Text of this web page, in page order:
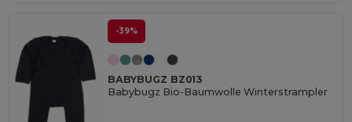
-39%
BABYBUGZ BZ013
Babybugz Bio-Baumwolle Winterstrampler